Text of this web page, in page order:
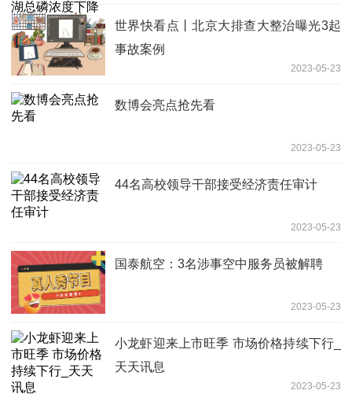
世界快看点丨北京大排查大整治曝光3起
事故案例
2023-05-23
数博会亮点抢先看
2023-05-23
44名高校领导干部接受经济责任审计
2023-05-23
国泰航空：3名涉事空中服务员被解聘
2023-05-23
小龙虾迎来上市旺季 市场价格持续下行_
天天讯息
2023-05-23